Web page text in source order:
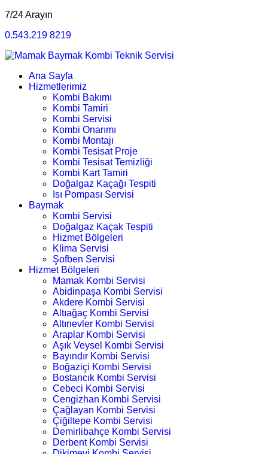
7/24 Arayın
0.543.219 8219
Ana Sayfa
Hizmetlerimiz
Kombi Bakımı
Kombi Tamiri
Kombi Servisi
Kombi Onarımı
Kombi Montajı
Kombi Tesisat Proje
Kombi Tesisat Temizliği
Kombi Kart Tamiri
Doğalgaz Kaçağı Tespiti
Isı Pompası Servisi
Baymak
Kombi Servisi
Doğalgaz Kaçak Tespiti
Hizmet Bölgeleri
Klima Servisi
Şofben Servisi
Hizmet Bölgeleri
Mamak Kombi Servisi
Abidinpaşa Kombi Servisi
Akdere Kombi Servisi
Altıağaç Kombi Servisi
Altınevler Kombi Servisi
Araplar Kombi Servisi
Aşık Veysel Kombi Servisi
Bayındır Kombi Servisi
Boğaziçi Kombi Servisi
Bostancık Kombi Servisi
Cebeci Kombi Servisi
Cengizhan Kombi Servisi
Çağlayan Kombi Servisi
Çiğiltepe Kombi Servisi
Demirlibahçe Kombi Servisi
Derbent Kombi Servisi